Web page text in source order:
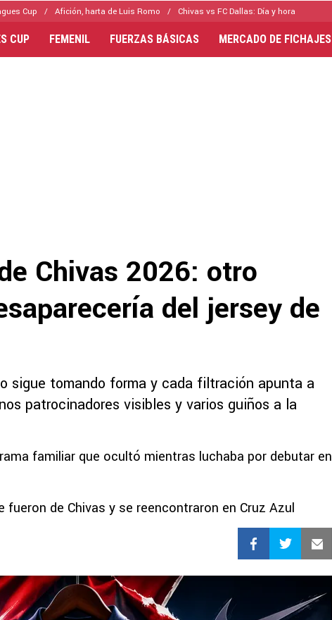
Cup Afición, harta de Luis Romo Chivas vs FC Dallas: Día y hora
CUP FEMENIL FUERZAS BÁSICAS MERCADO DE FICHAJES
Chivas 2026: otro
del jersey de
sigue tomando forma y cada filtración apunta a
patrocinadores visibles y varios guiños a la
familiar que ocultó mientras luchaba por debutar en
de Chivas y se reencontraron en Cruz Azul